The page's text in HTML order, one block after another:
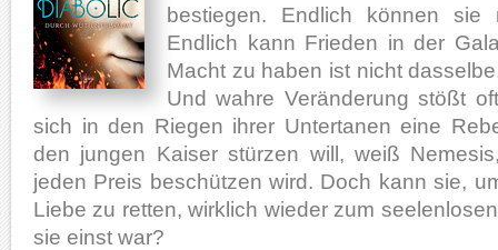
bestiegen. Endlich können sie
Endlich kann Frieden in der
Macht zu haben ist nicht
Und wahre Veränderung stößt
sich in den Riegen ihrer Untertanen eine
den jungen Kaiser stürzen will, weiß
jeden Preis beschützen wird. Doch kann sie,
Liebe zu retten, wirklich wieder zum
sie einst war?